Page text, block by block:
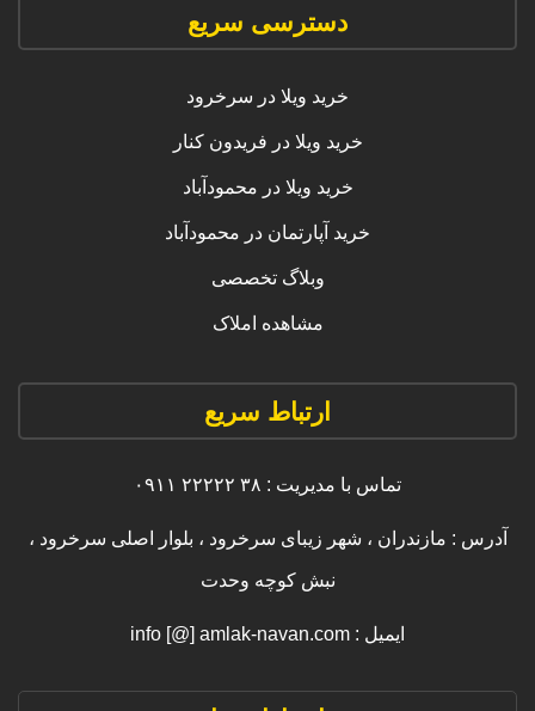
دسترسی سریع
خرید ویلا در سرخرود
خرید ویلا در فریدون کنار
خرید ویلا در محمودآباد
خرید آپارتمان در محمودآباد
وبلاگ تخصصی
مشاهده املاک
ارتباط سریع
تماس با مدیریت : ۳۸ ۲۲۲۲۲ ۰۹۱۱
آدرس : مازندران ، شهر زیبای سرخرود ، بلوار اصلی سرخرود ،
نبش کوچه وحدت
ایمیل : info [@] amlak-navan.com